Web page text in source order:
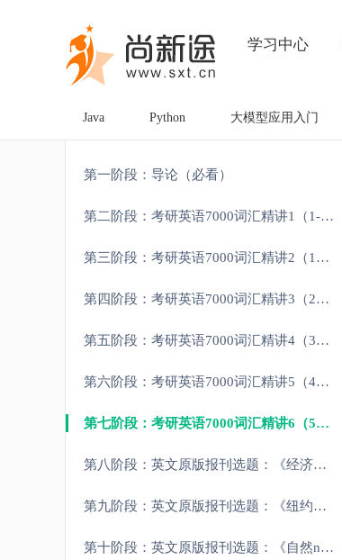
学习中心
Java Python 大模型应用入门
第一阶段：导论（必看）
第二阶段：考研英语7000词汇精讲1（1-1000）
第三阶段：考研英语7000词汇精讲2（1000-2000）
第四阶段：考研英语7000词汇精讲3（2000-3000）
第五阶段：考研英语7000词汇精讲4（3000-4000）
第六阶段：考研英语7000词汇精讲5（4000-5000）
第七阶段：考研英语7000词汇精讲6（5000以上）
第八阶段：英文原版报刊选题：《经济学人》选题
第九阶段：英文原版报刊选题：《纽约时报》选题
第十阶段：英文原版报刊选题：《自然nature》选题